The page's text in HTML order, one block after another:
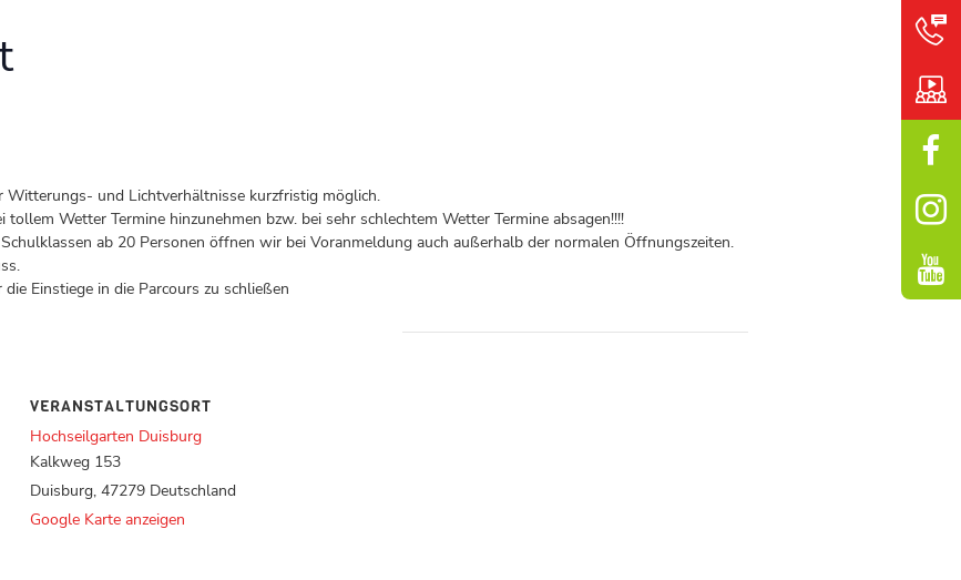
und Lichtverhältnisse kurzfristig möglich.
Wetter Termine hinzunehmen bzw. bei sehr schlechtem Wetter Termine absagen!!!!
ab 20 Personen öffnen wir bei Voranmeldung auch außerhalb der normalen Öffnungszeiten.
Einstiege in die Parcours zu schließen
VERANSTALTUNGSORT
Hochseilgarten Duisburg
Kalkweg 153
Duisburg, 47279 Deutschland
Google Karte anzeigen